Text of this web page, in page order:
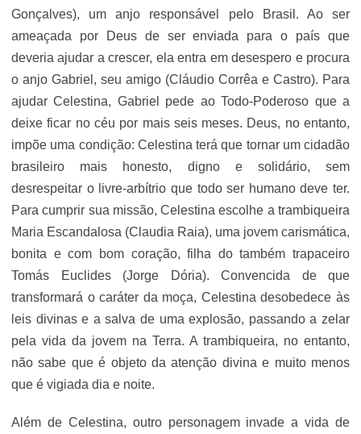
Gonçalves), um anjo responsável pelo Brasil. Ao ser
ameaçada por Deus de ser enviada para o país que
deveria ajudar a crescer, ela entra em desespero e procura
o anjo Gabriel, seu amigo (Cláudio Corrêa e Castro). Para
ajudar Celestina, Gabriel pede ao Todo-Poderoso que a
deixe ficar no céu por mais seis meses. Deus, no entanto,
impõe uma condição: Celestina terá que tornar um cidadão
brasileiro mais honesto, digno e solidário, sem
desrespeitar o livre-arbítrio que todo ser humano deve ter.
Para cumprir sua missão, Celestina escolhe a trambiqueira
Maria Escandalosa (Claudia Raia), uma jovem carismática,
bonita e com bom coração, filha do também trapaceiro
Tomás Euclides (Jorge Dória). Convencida de que
transformará o caráter da moça, Celestina desobedece às
leis divinas e a salva de uma explosão, passando a zelar
pela vida da jovem na Terra. A trambiqueira, no entanto,
não sabe que é objeto da atenção divina e muito menos
que é vigiada dia e noite.
Além de Celestina, outro personagem invade a vida de